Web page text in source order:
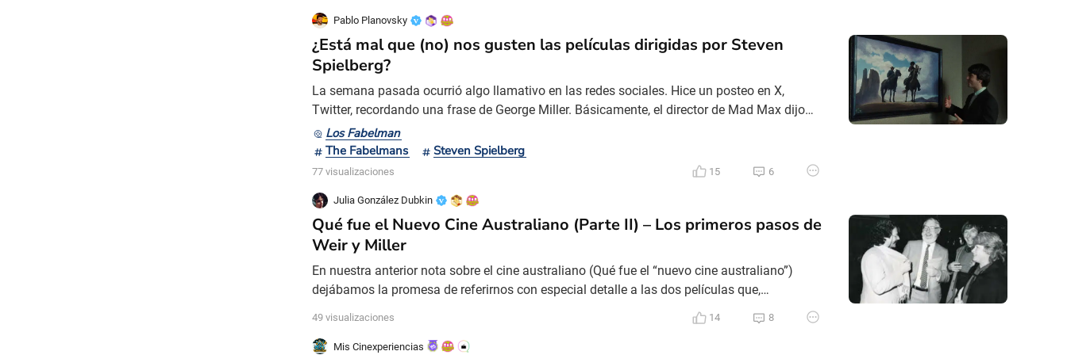
Pablo Planovsky
¿Está mal que (no) nos gusten las películas dirigidas por Steven
Spielberg?
La semana pasada ocurrió algo llamativo en las redes sociales. Hice un posteo en X,
Twitter, recordando una frase de George Miller. Básicamente, el director de Mad Max dijo
que el mejor plano de los últimos años es el último de The Fabelmans. Miller lo dijo en
2024, pero se me ocurrió postearlo de nuevo en 2025 porque me parece una apreciación
muy bonita. Pero, en 2025, mi posteo disparó una discu
Los Fabelman
The Fabelmans
Steven Spielberg
77 visualizaciones 15 6
Julia González Dubkin
Qué fue el Nuevo Cine Australiano (Parte II) – Los primeros pasos de
Weir y Miller
En nuestra anterior nota sobre el cine australiano (Qué fue el “nuevo cine australiano”)
dejábamos la promesa de referirnos con especial detalle a las dos películas que,
enmarcadas en el fenómeno del Ozploitaition, destacaban el ingreso por la puerta grande
del cine a la Nueva Ola Australiana: Los coches que comieron París (o Enigma en París,
1974), de Peter Weir, y la primera de la saga Mad Max (
49 visualizaciones 14 8
Mis Cinexperiencias